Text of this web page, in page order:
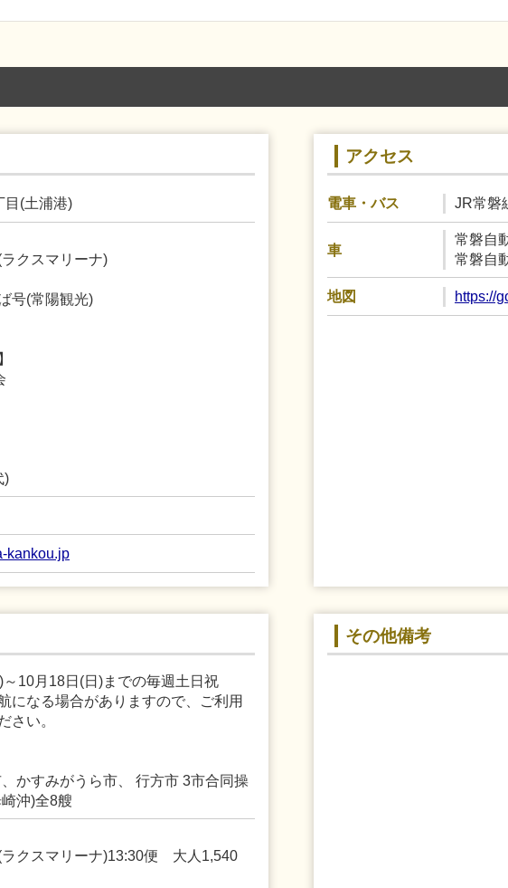
目(土浦港)
クスマリーナ)
号(常陽観光)
)
kankou.jp
アクセス
電車・バス JR常磐
車
常磐自
常磐自
地図 https://
10月18日(日)までの毎週土日祝
になる場合がありますので、ご利用
さい。
かすみがうら市、 行方市 3市合同操
沖)全8艘
ラクスマリーナ)13:30便 大人1,540
その他備考